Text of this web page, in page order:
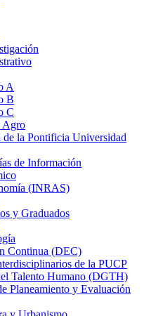
A
B
C
Agro
la Pontificia Universidad
de Información
(INRAS)
y Graduados
Continua (DEC)
de la PUCP
Talento Humano (DGTH)
Planeamiento y Evaluación